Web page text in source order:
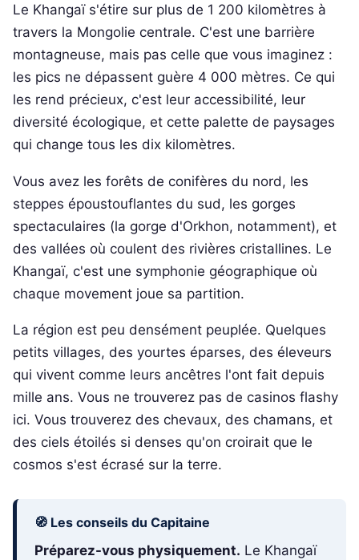
Le Khangaï s'étire sur plus de 1 200 kilomètres à
travers la Mongolie centrale. C'est une barrière
montagneuse, mais pas celle que vous imaginez :
les pics ne dépassent guère 4 000 mètres. Ce qui
les rend précieux, c'est leur accessibilité, leur
diversité écologique, et cette palette de paysages
qui change tous les dix kilomètres.
Vous avez les forêts de conifères du nord, les
steppes époustouflantes du sud, les gorges
spectaculaires (la gorge d'Orkhon, notamment), et
des vallées où coulent des rivières cristallines. Le
Khangaï, c'est une symphonie géographique où
chaque movement joue sa partition.
La région est peu densément peuplée. Quelques
petits villages, des yourtes éparses, des éleveurs
qui vivent comme leurs ancêtres l'ont fait depuis
mille ans. Vous ne trouverez pas de casinos flashy
ici. Vous trouverez des chevaux, des chamans, et
des ciels étoilés si denses qu'on croirait que le
cosmos s'est écrasé sur la terre.
🧭 Les conseils du Capitaine
Préparez-vous physiquement. Le Khangaï